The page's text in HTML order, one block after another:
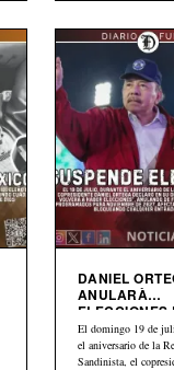
DANIEL
ANULARÀ
ELECCIONES
NICARAGUA
El domingo 19 de
el aniversario de la
Sandinista, el